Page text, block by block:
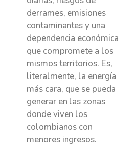
derrames, emisiones
contaminantes y una
dependencia económica
que compromete a los
mismos territorios. Es,
literalmente, la energía
más cara, que se pueda
generar en las zonas
donde viven los
colombianos con
menores ingresos.